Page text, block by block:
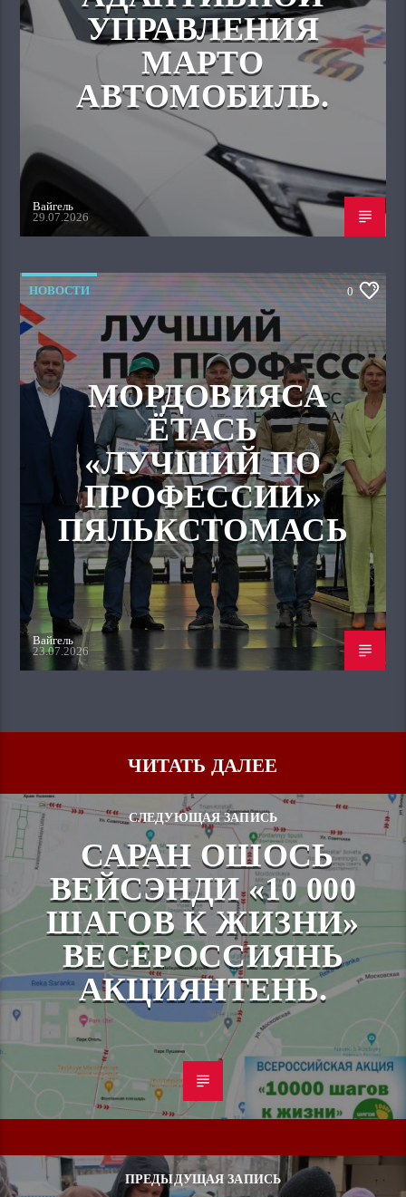
УПРАВЛЕНИЯ
МАРТО
АВТОМОБИЛЬ.
Вайгель
29.07.2026
НОВОСТИ 0
МОРДОВИЯСА
ЁТАСЬ
«ЛУЧШИЙ ПО
ПРОФЕССИИ»
ПЯЛЬКСТОМАСЬ
Вайгель
23.07.2026
ЧИТАТЬ ДАЛЕЕ
СЛЕДУЮЩАЯ ЗАПИСЬ
САРАН ОШОСЬ
ВЕЙСЭНДИ «10 000
ШАГОВ К ЖИЗНИ»
ВЕСЕРОССИЯНЬ
АКЦИЯНТЕНЬ.
ПРЕДЫДУЩАЯ ЗАПИСЬ